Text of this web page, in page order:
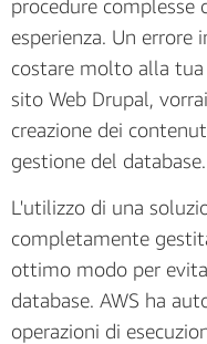
procedure complesse
esperienza. Un errore
costare molto alla tua
sito Web Drupal,
creazione dei
gestione del database.
L'utilizzo di una
completamente
ottimo modo per
database. AWS ha
operazioni di